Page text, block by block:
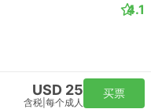
4.1
USD 25
含税 每个成人
买票